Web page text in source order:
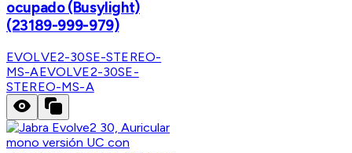
ocupado (Busylight)
(23189-999-979)
EVOLVE2-30SE-STEREO-
MS-AEVOLVE2-30SE-
STEREO-MS-A